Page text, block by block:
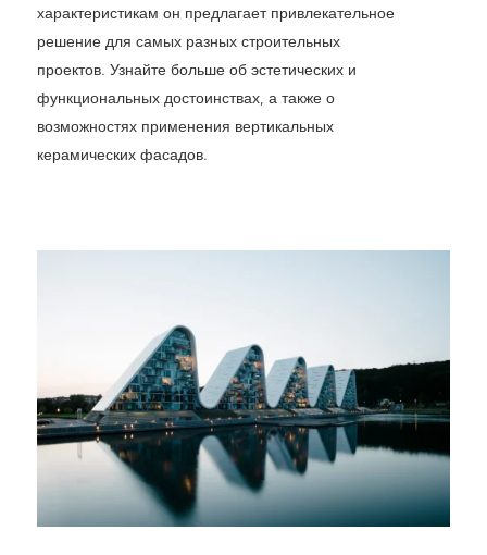
характеристикам он предлагает привлекательное
решение для самых разных строительных
проектов. Узнайте больше об эстетических и
функциональных достоинствах, а также о
возможностях применения вертикальных
керамических фасадов.